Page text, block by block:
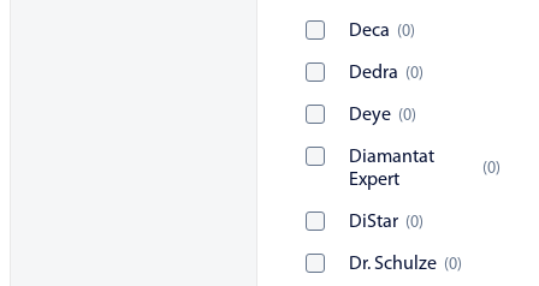
Deca (0)
Dedra (0)
Deye (0)
Diamantat
Expert
(0)
DiStar (0)
Dr. Schulze (0)